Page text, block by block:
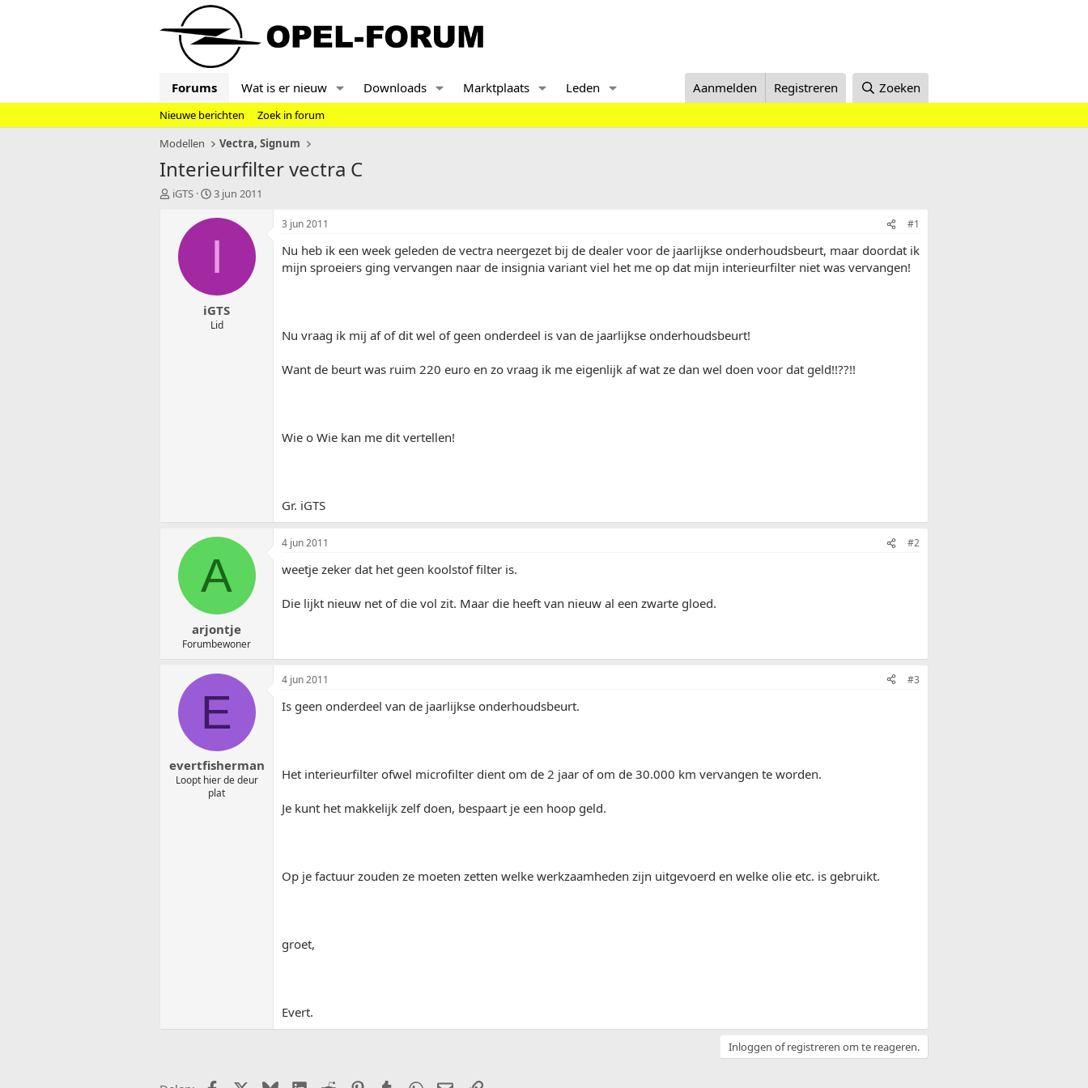
Forums Wat is er nieuw Downloads Marktplaats Leden Aanmelden Registreren Zoeken
Nieuwe berichten
Zoek in forum
Modellen
Vectra, Signum
Interieurfilter vectra C
T
iGTS
S
a
t
u
m
3 jun 2011
I
iGTS
Lid
3 jun 2011 #1
Nu heb ik een week geleden de vectra neergezet bij de dealer voor de jaarlijkse onderhoudsbeurt, maar doordat ik
mijn sproeiers ging vervangen naar de insignia variant viel het me op dat mijn interieurfilter niet was vervangen!
Nu vraag ik mij af of dit wel of geen onderdeel is van de jaarlijkse onderhoudsbeurt!
Want de beurt was ruim 220 euro en zo vraag ik me eigenlijk af wat ze dan wel doen voor dat geld!!??!!
Wie o Wie kan me dit vertellen!
Gr. iGTS
A
arjontje
Forumbewoner
4 jun 2011 #2
weetje zeker dat het geen koolstof filter is.
Die lijkt nieuw net of die vol zit. Maar die heeft van nieuw al een zwarte gloed.
E
evertfisherman
Loopt hier de deur
plat
4 jun 2011 #3
Is geen onderdeel van de jaarlijkse onderhoudsbeurt.
Het interieurfilter ofwel microfilter dient om de 2 jaar of om de 30.000 km vervangen te worden.
Je kunt het makkelijk zelf doen, bespaart je een hoop geld.
Op je factuur zouden ze moeten zetten welke werkzaamheden zijn uitgevoerd en welke olie etc. is gebruikt.
groet,
Evert.
Inloggen of registreren om te reageren.